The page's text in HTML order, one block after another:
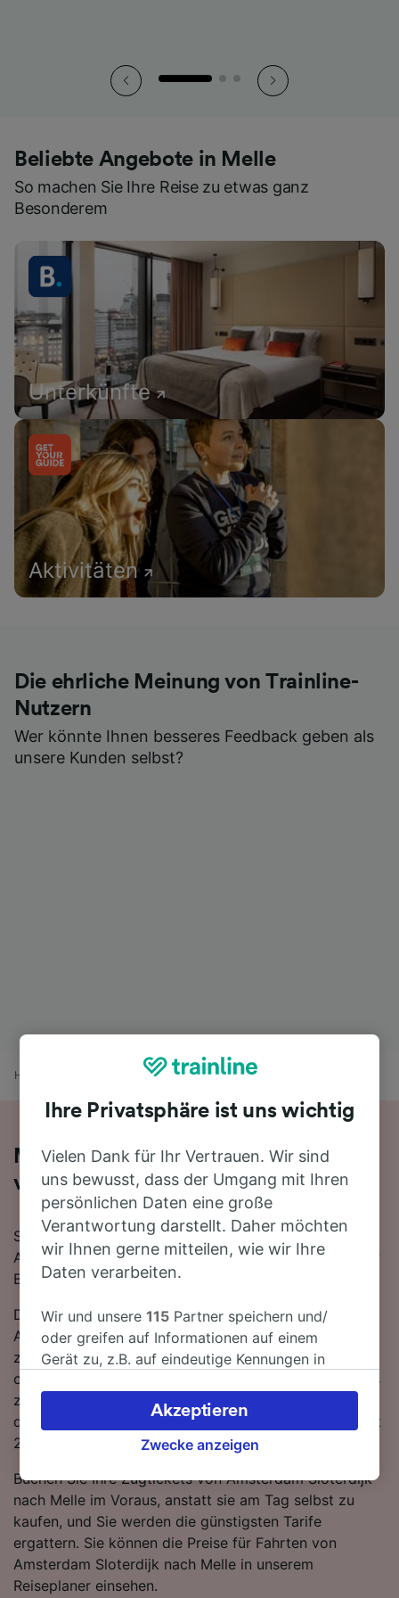
Beliebte Angebote in Melle
So machen Sie Ihre Reise zu etwas ganz
Besonderem
Unterkünfte
Aktivitäten
Die ehrliche Meinung von Trainline-
Nutzern
Wer könnte Ihnen besseres Feedback geben als
unsere Kunden selbst?
Home Amsterdam Sloterdijk nach Melle
Mit dem Zug in 3 Stunden 38 Minuten
von Amsterdam Sloterdijk nach Melle
Sie denken darüber nach, für Ihre Reise von
Amsterdam Sloterdijk nach Melle den Zug zu nehmen?
Bei uns sind Sie goldrichtig!
Die schnellste Fahrtzeit, um die 239 km von
Amsterdam Sloterdijk nach Melle mit dem Zug
zurückzulegen beträgt 3 Stunden 38 Minuten, wobei
ca. 40 Züge am Tag auf dieser Route verkehren. Da es
zwischen Amsterdam Sloterdijk und Melle keine
direkten Verbindungen gibt, müssen Sie auf Ihrer Fahrt
2 umsteigen.
Buchen Sie Ihre Zugtickets von Amsterdam Sloterdijk
nach Melle im Voraus, anstatt sie am Tag selbst zu
kaufen, und Sie werden die günstigsten Tarife
ergattern. Sie können die Preise für Fahrten von
Amsterdam Sloterdijk nach Melle in unserem
Reiseplaner einsehen.
Ihre Privatsphäre ist uns wichtig
Vielen Dank für Ihr Vertrauen. Wir sind
uns bewusst, dass der Umgang mit Ihren
persönlichen Daten eine große
Verantwortung darstellt. Daher möchten
wir Ihnen gerne mitteilen, wie wir Ihre
Daten verarbeiten.
Wir und unsere115 Partner speichern und/
oder greifen auf Informationen auf einem
Gerät zu, z.B. auf eindeutige Kennungen in
verarbeiten. Sie können Ihre Präferenzen
akzeptieren oder verwalten, einschließlich
Ihres Widerspruchsrechts bei berechtigtem
besuchen Sie jederzeit die Seite der
Datenschutzrichtlinie. Diese Präferenzen
werden unseren Partnern signalisiert und
haben keinen Einfluss auf Surfdaten. Ihre
Daten werden nicht für Tracking-Zwecke
verwendet, wenn Sie uns gebeten haben, Ihr
Zwecke anzeigen
Akzeptieren